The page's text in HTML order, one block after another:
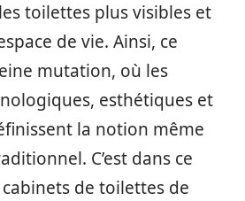
toilettes plus visibles et
de vie. Ainsi, ce
mutation, où les
esthétiques et
la notion même
C’est dans ce
de toilettes de